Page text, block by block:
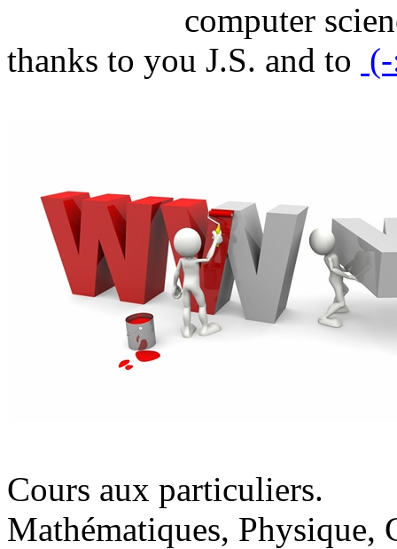
computer
thanks to you J.S. and to
Cours aux particuliers.
Mathématiques,